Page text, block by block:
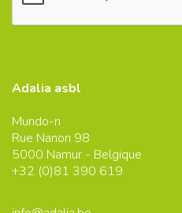
Adalia asbl
Mundo-n
Rue Nanon 98
5000 Namur - Belgique
+32 (0)81 390 619